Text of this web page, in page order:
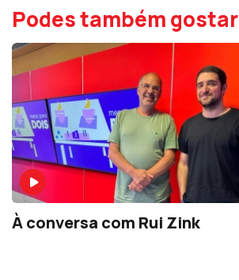
Podes também gostar
À conversa com Rui Zink